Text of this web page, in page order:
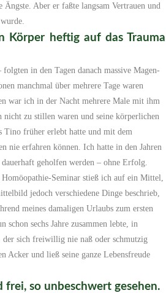
Aber er faßte langsam Vertrauen und
Körper heftig auf das Trauma
in den Tagen danach massive Magen-
manchmal über mehrere Tage waren
war ich in der Nacht mehrere Male mit ihm
zu stillen waren und seine körperlichen
Tino früher erlebt hatte und mit dem
nie erfahren können. Ich hatte in den Jahren
geholfen werden – ohne Erfolg.
Seminar stieß ich auf ein Mittel,
jedoch verschiedene Dinge beschrieb,
meines damaligen Urlaubs zum ersten
sechs Jahre zusammen lebte, in
sich freiwillig nie naß oder schmutzig
Acker und ließ seine ganze Lebensfreude
so unbeschwert gesehen.